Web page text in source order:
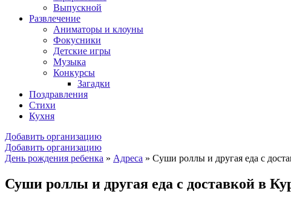
Выпускной
Развлечение
Аниматоры и клоуны
Фокусники
Детские игры
Музыка
Конкурсы
Загадки
Поздравления
Стихи
Кухня
Добавить организацию
Добавить организацию
День рождения ребенка » Адреса » Суши роллы и другая еда с
Суши роллы и другая еда с доставкой в